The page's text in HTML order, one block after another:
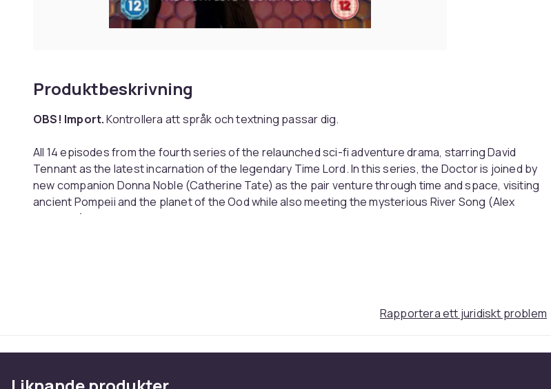
Produktbeskrivning
OBS! Import.Kontrollera att språk och textning passar dig.
All 14 episodes from the fourth series of the relaunched sci-fi adventure drama, starring David
Tennant as the latest incarnation of the legendary Time Lord. In this series, the Doctor is joined by
new companion Donna Noble (Catherine Tate) as the pair venture through time and space, visiting
ancient Pompeii and the planet of the Ood while also meeting the mysterious River Song (Alex
Kingston). The episodes are: 'Voyage of the Damned', 'Partners in Crime', 'The Fires of Pompeii',
Peter Capaldi
John Barrowman
Rapportera ett juridiskt problem